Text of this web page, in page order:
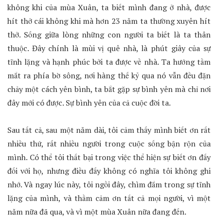
không khi của mùa Xuân, ta biết mình đang ở nhà, được
hít thở cái không khi mà hơn 23 năm ta thường xuyên hít
thở. Sống giữa lòng những con người ta biết là ta thân
thuộc. Đây chính là mùi vị quê nhà, là phút giây của sự
tĩnh lặng và hạnh phúc bởi ta được về nhà. Ta hướng tầm
mắt ra phía bờ sông, nơi hàng thế kỷ qua nó vẫn đều đặn
chảy một cách yên bình, ta bắt gặp sự bình yên mà chỉ nơi
đây mới có được. Sự bình yên của cả cuộc đời ta.
Sau tất cả, sau một năm dài, tôi cảm thấy mình biết ơn rất
nhiều thứ, rất nhiều người trong cuộc sống bận rộn của
mình. Có thể tôi thất bại trong việc thể hiện sự biết ơn đấy
đối với họ, nhưng điều đấy không có nghĩa tôi không ghi
nhớ. Và ngay lúc này, tôi ngồi đây, chìm đắm trong sự tĩnh
lặng của mình, và thầm cảm ơn tất cả mọi người, vì một
năm nữa đã qua, và vì một mùa Xuân nữa đang đến.